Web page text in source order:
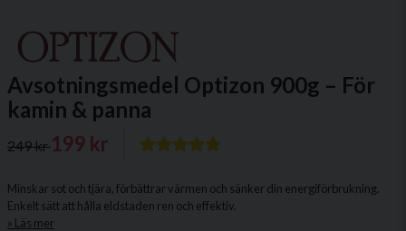
Avsotningsmedel Optizon 900g – För
kamin & panna
249 kr199 kr
Minskar sot och tjära, förbättrar värmen och sänker din energiförbrukning.
Enkelt sätt att hålla eldstaden ren och effektiv.
Läs mer